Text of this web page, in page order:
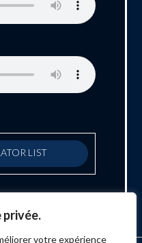
privée.
votre expérience
LIST